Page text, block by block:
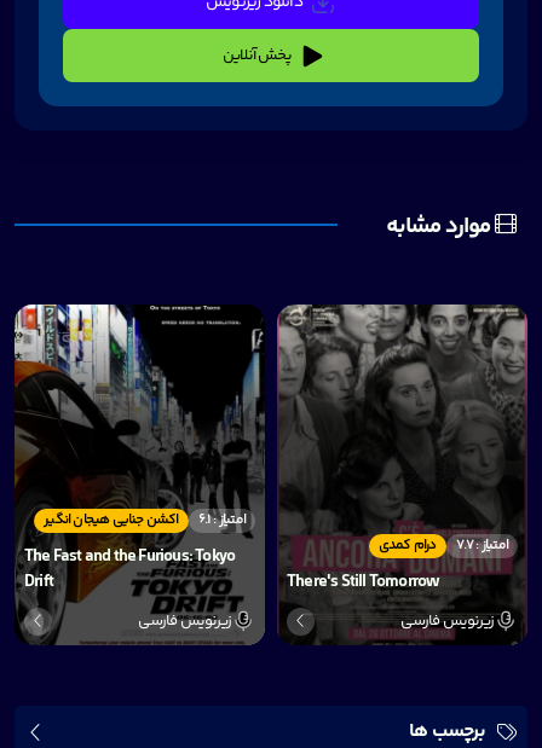
پخش آنلاین
موارد مشابه
درام کمدی امتیاز : 7.7
There's Still Tomorrow
زیرنویس فارسی
اکشن جنایی هیجان انگیر امتیاز : 6.1
The Fast and the Furious: Tokyo
Drift
زیرنویس فارسی
برچسب ها